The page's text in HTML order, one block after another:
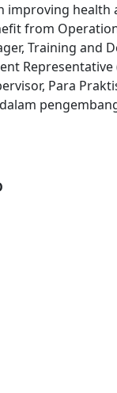
improving health
from
Training and
Representative
Para